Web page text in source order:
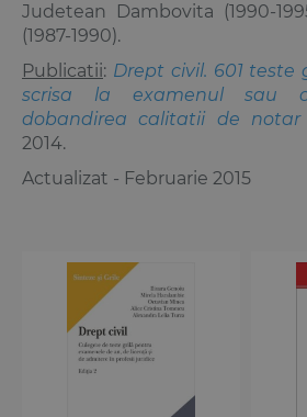
Judetean Dambovita (1990-
(1987-1990).
Publicatii: Drept civil. 601
scrisa la examenul sau
dobandirea calitatii de notar
2014.
Actualizat - Februarie 2015